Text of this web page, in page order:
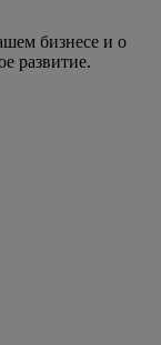
бизнесе и о
развитие.